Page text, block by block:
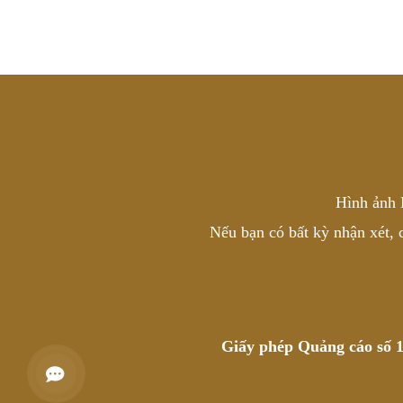
Hình ảnh
Nếu bạn có bất kỳ nhận xét,
Giấy phép Quảng cáo số